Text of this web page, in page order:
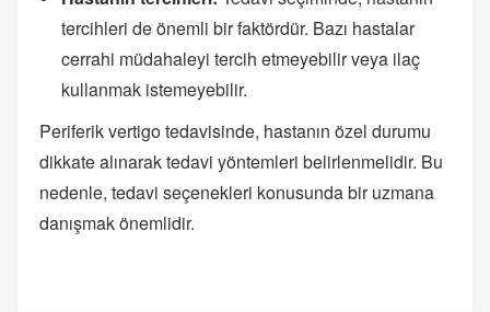
tercihleri de önemli bir faktördür. Bazı hastalar
cerrahi müdahaleyi tercih etmeyebilir veya ilaç
kullanmak istemeyebilir.
Periferik vertigo tedavisinde, hastanın özel durumu
dikkate alınarak tedavi yöntemleri belirlenmelidir. Bu
nedenle, tedavi seçenekleri konusunda bir uzmana
danışmak önemlidir.